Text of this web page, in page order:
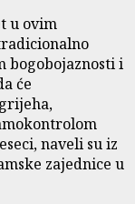
u ovim
bogobojaznosti i
će
naveli su iz
zajednice u